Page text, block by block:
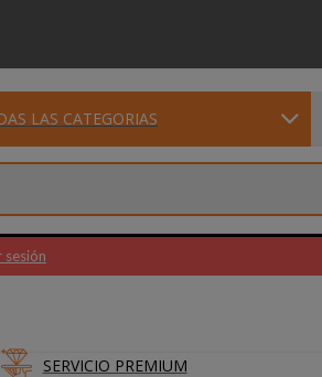
sesión
LAS CATEGORIAS
SERVICIO PREMIUM